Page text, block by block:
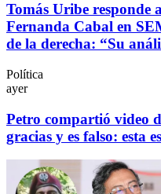
Tomás Uribe responde
Fernanda Cabal en
de la derecha: “Su
Política
ayer
Petro compartió video
gracias y es falso: esta